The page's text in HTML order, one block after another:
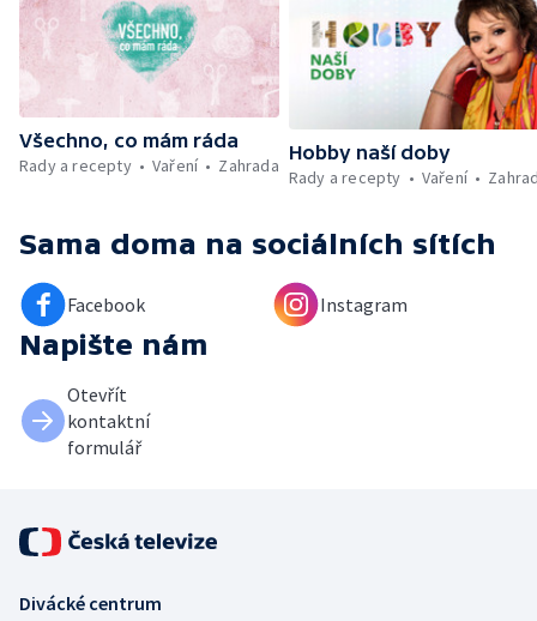
Všechno, co mám ráda
Rady a recepty
Vaření Zahrada
Hobby naší doby
Rady a recepty
Vaření
Sama doma na sociálních sítích
Facebook Instagram
Napište nám
Otevřít
kontaktní
formulář
Divácké centrum